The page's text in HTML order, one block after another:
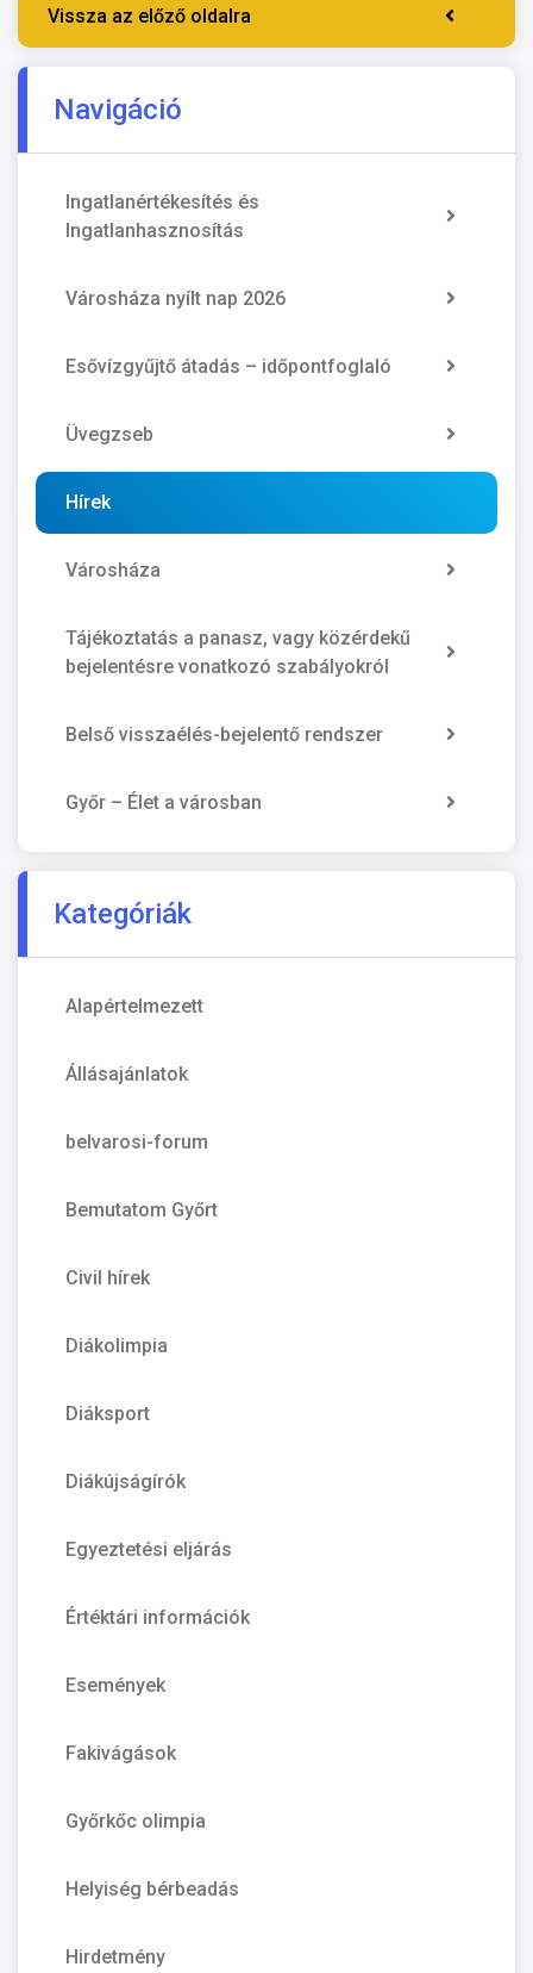
Vissza az előző oldalra
Navigáció
Ingatlanértékesítés és
Ingatlanhasznosítás
Városháza nyílt nap 2026
Esővízgyűjtő átadás – időpontfoglaló
Üvegzseb
Hírek
Városháza
Tájékoztatás a panasz, vagy közérdekű
bejelentésre vonatkozó szabályokról
Belső visszaélés-bejelentő rendszer
Győr – Élet a városban
Kategóriák
Alapértelmezett
Állásajánlatok
belvarosi-forum
Bemutatom Győrt
Civil hírek
Diákolimpia
Diáksport
Diákújságírók
Egyeztetési eljárás
Értéktári információk
Események
Fakivágások
Győrkőc olimpia
Helyiség bérbeadás
Hirdetmény